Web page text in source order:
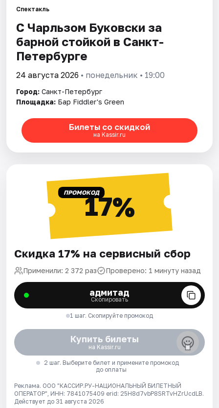
Города
Площадки
Артисты
Рейтинги
Спектакль
С Чарльзом Буковски за
барной стойкой в Санкт-
Петербурге
24 августа 2026 • понедельник • 19:00
Город: Санкт-Петербург
Площадка: Бар Fiddler's Green
Билеты со скидкой
на Kassir.ru
ПРОМОКОД17%
Скидка 17% на сервисный сбор
Применили: 2 372 раз Проверено: 1 минуту назад
адмитад
Скопировать
1 шаг. Скопируйте промокод
Купить билеты
на Kassir.ru
2 шаг. Выберите билет и примените промокод
до оплаты
Реклама. ООО "КАССИР.РУ-НАЦИОНАЛЬНЫЙ БИЛЕТНЫЙ
ОПЕРАТОР", ИНН: 7841075409 erid: 25H8d7vbP8SRTvHZrUcdLB.
Действует до 31 августа 2026